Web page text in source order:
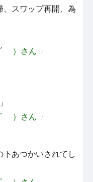
、スワップ再開、為
´ ）さん ：
´ ）さん ：
あつかいされてし